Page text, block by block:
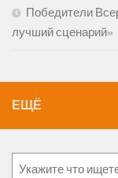
Победители
лучший сценарий»
ЕЩЁ
Поиск